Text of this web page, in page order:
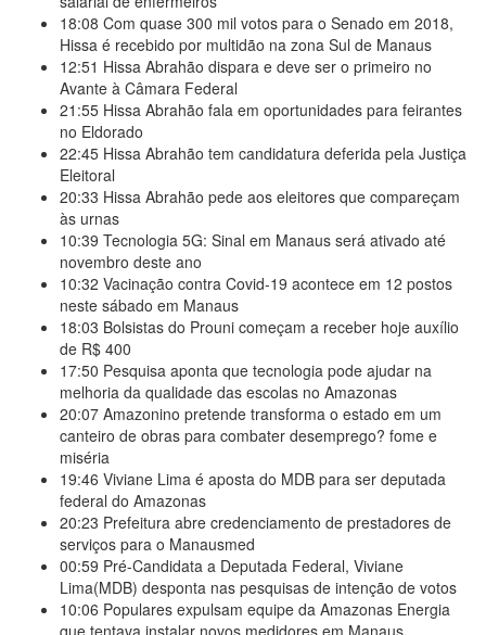
18:08 Com quase 300 mil votos para o Senado em 2018,
Hissa é recebido por multidão na zona Sul de Manaus
12:51 Hissa Abrahão dispara e deve ser o primeiro no
Avante à Câmara Federal
21:55 Hissa Abrahão fala em oportunidades para feirantes
no Eldorado
22:45 Hissa Abrahão tem candidatura deferida pela Justiça
Eleitoral
20:33 Hissa Abrahão pede aos eleitores que compareçam
às urnas
10:39 Tecnologia 5G: Sinal em Manaus será ativado até
novembro deste ano
10:32 Vacinação contra Covid-19 acontece em 12 postos
neste sábado em Manaus
18:03 Bolsistas do Prouni começam a receber hoje auxílio
de R$ 400
17:50 Pesquisa aponta que tecnologia pode ajudar na
melhoria da qualidade das escolas no Amazonas
20:07 Amazonino pretende transforma o estado em um
canteiro de obras para combater desemprego? fome e
miséria
19:46 Viviane Lima é aposta do MDB para ser deputada
federal do Amazonas
20:23 Prefeitura abre credenciamento de prestadores de
serviços para o Manausmed
00:59 Pré-Candidata a Deputada Federal, Viviane
Lima(MDB) desponta nas pesquisas de intenção de votos
10:06 Populares expulsam equipe da Amazonas Energia
que tentava instalar novos medidores em Manaus